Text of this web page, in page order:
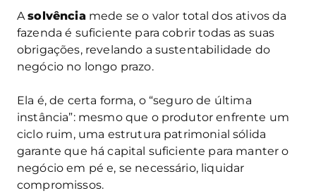
Asolvênciamede se o valor total dos ativos da
fazenda é suficiente para cobrir todas as suas
obrigações, revelando a sustentabilidade do
negócio no longo prazo.
Ela é, de certa forma, o “seguro de última
instância”: mesmo que o produtor enfrente um
ciclo ruim, uma estrutura patrimonial sólida
garante que há capital suficiente para manter o
negócio em pé e, se necessário, liquidar
compromissos.